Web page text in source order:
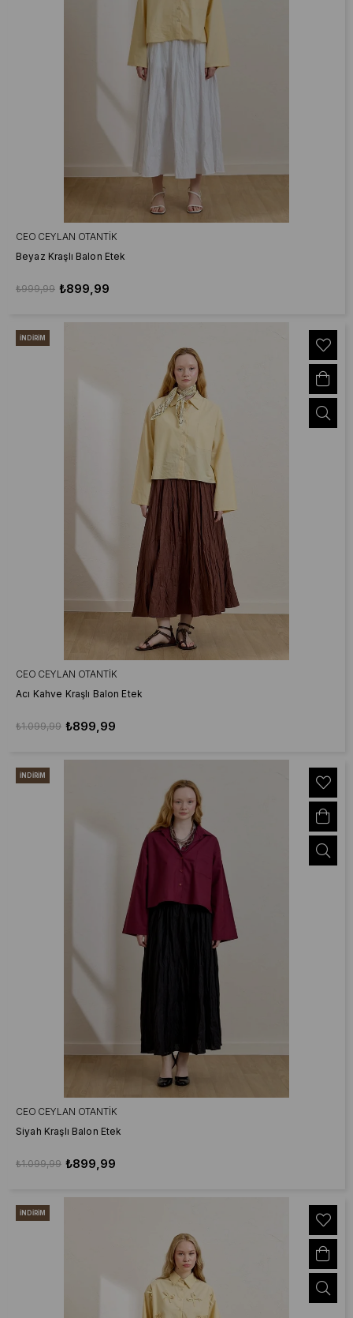
CEO CEYLAN OTANTIK
Beyaz Kraşlı Balon Etek
₺899,99
₺999,99
CEO CEYLAN OTANTIK
Acı Kahve Kraşlı Balon Etek
₺899,99
₺1.099,99
İNDIRIM
CEO CEYLAN OTANTIK
Siyah Kraşlı Balon Etek
₺899,99
₺1.099,99
İNDIRIM
İNDIRIM